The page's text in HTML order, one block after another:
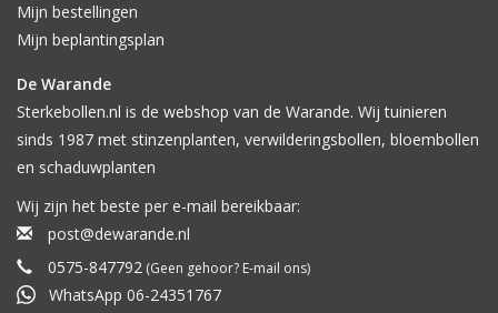
Mijn bestellingen
Mijn beplantingsplan
De Warande
Sterkebollen.nl is de webshop van de Warande. Wij tuinieren
sinds 1987 met stinzenplanten, verwilderingsbollen, bloembollen
en schaduwplanten
Wij zijn het beste per e-mail bereikbaar:
post@dewarande.nl
0575-847792 (Geen gehoor? E-mail ons)
WhatsApp 06-24351767